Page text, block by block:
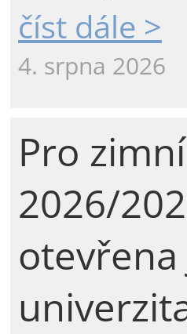
číst dále >
4. srpna 2026
Pro
2026/
otevřena